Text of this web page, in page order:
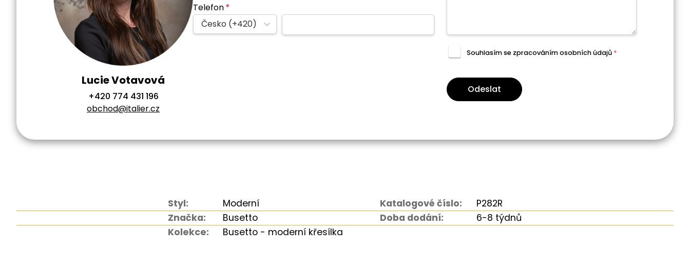
Lucie Votavová
+420 774 431 196
obchod@italier.cz
Telefon*
Česko (+420)
Souhlasím se zpracovánímosobních údajů *
Odeslat
Styl: Moderní Katalogové číslo:
P282R
Značka:
Busetto Doba dodání:
6-8 týdnů
Kolekce:
Busetto - moderní křesílka